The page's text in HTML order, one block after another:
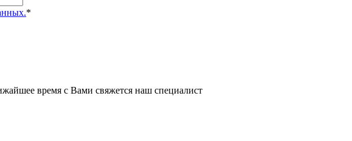
*
время с Вами свяжется наш специалист